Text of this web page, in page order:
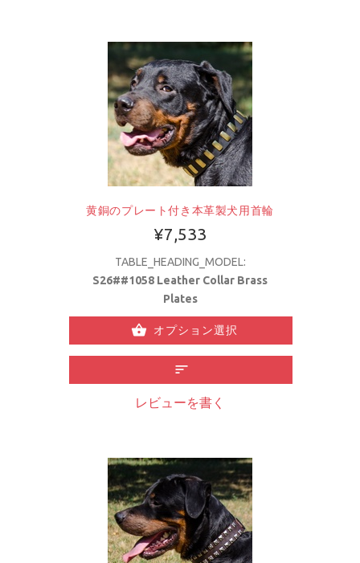
黄銅のプレート付き本革製犬用首輪
¥7,533
TABLE_HEADING_MODEL:
S26##1058 Leather Collar Brass
Plates
オプション選択
レビューを書く